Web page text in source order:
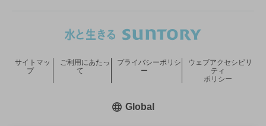
サイトマッ
プ
ご利用にあたっ
て
プライバシーポリシ
ー
ウェブアクセシビリ
ティ
ポリシー
Global新しいウィンドウで開く